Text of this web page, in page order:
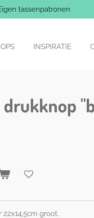
tassenpatronen
INSPIRATIE
groot.